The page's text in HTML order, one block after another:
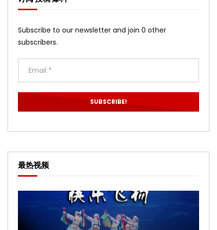
Subscribe to our newsletter and join 0 other
subscribers.
最热视频